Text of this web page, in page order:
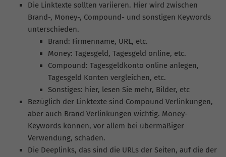
Die Linktexte sollten variieren. Hier wird zwischen
Brand-, Money-, Compound- und sonstigen Keywords
unterschieden.
Brand: Firmenname, URL, etc.
Money: Tagesgeld, Tagesgeld online, etc.
Compound: Tagesgeldkonto online anlegen,
Tagesgeld Konten vergleichen, etc.
Sonstiges: hier, lesen Sie mehr, Bilder, etc
Bezüglich der Linktexte sind Compound Verlinkungen,
aber auch Brand Verlinkungen wichtig. Money-
Keywords können, vor allem bei übermäßiger
Verwendung, schaden.
Die Deeplinks, das sind die URLs der Seiten, auf die der